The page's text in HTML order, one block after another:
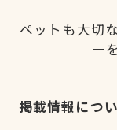
ペットも大切
ー
掲載情報につ